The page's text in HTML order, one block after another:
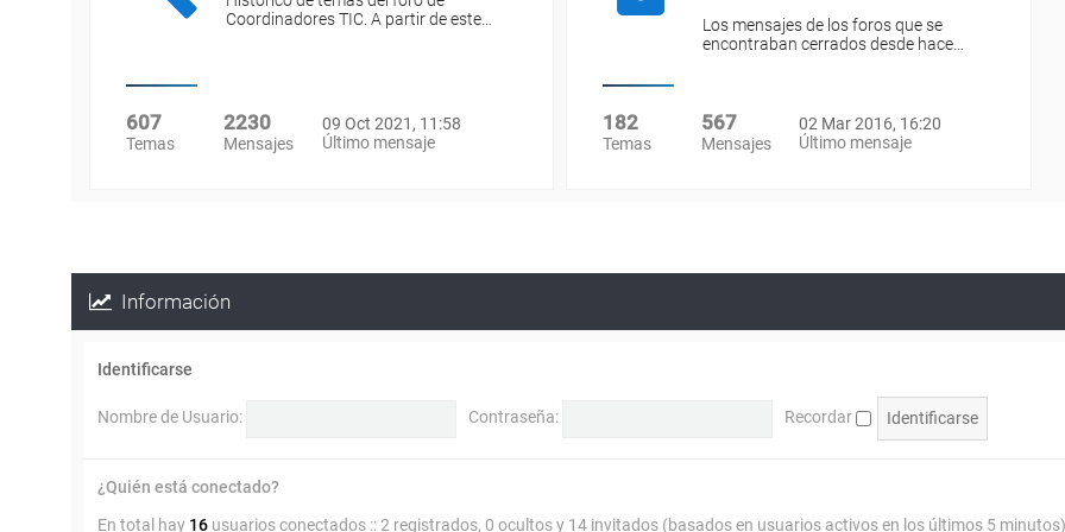
Coordinadores TIC. A partir de este…
607
Temas
2230
Mensajes
09 Oct 2021, 11:58
Último mensaje
Los mensajes de los foros que se
encontraban cerrados desde hace…
182
Temas
567
Mensajes
02 Mar 2016, 16:20
Último mensaje
Información
Identificarse
Nombre de Usuario: Contraseña: Recordar
¿Quién está conectado?
En total hay 16 usuarios conectados :: 2 registrados, 0 ocultos y 14 invitados (basados en usuarios activos en los últimos 5 minutos)